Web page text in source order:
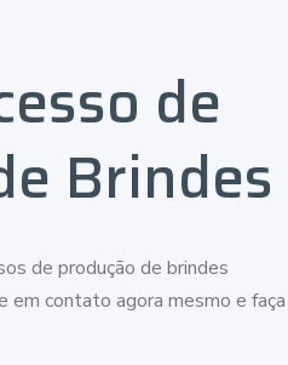
de
Brindes
de produção de brindes
em contato agora mesmo e faça